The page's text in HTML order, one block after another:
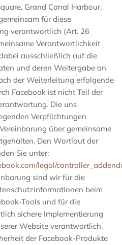
Grand Canal Harbour,
für diese
verantwortlich (Art. 26
Verantwortlichkeit
ausschließlich auf die
und deren Weitergabe an
der Weiterleitung erfolgende
Facebook ist nicht Teil der
Die uns
Verpflichtungen
über gemeinsame
Den Wortlaut der
Sie unter:
legal/
sind wir für die
beim
Tools und für die
sichere Implementierung
Website verantwortlich.
der Facebook-Produkte